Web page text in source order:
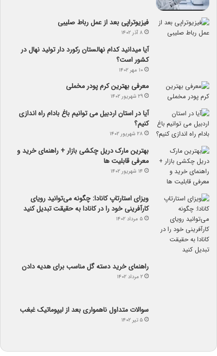
فیزیوتراپی بعد از عمل رباط صلیبی
۸ آذر ۱۴۰۲
آیا می­دانید کدام نهالستان رکورد دار تولید نهال­ در
کشور است؟
۱۰ مهر ۱۴۰۲
معرفی بهترین کرم پودر مخملی
۲۹ شهریور ۱۴۰۲
آیا در استان اردبیل می توانیم باغ بادام راه اندازی
کنیم؟
۲۸ شهریور ۱۴۰۲
بهترین مارک دریل چکشی بازار + راهنمای خرید و
معرفی قابلیت ها
۱۴ شهریور ۱۴۰۲
ویزای استارتاپ کانادا: چگونه می‌توانید رویای
کارآفرینی خود را در کانادا به حقیقت تبدیل کنید
۵ مرداد ۱۴۰۲
راهنمای خرید دسته گل مناسب برای هدیه دادن
۲ مرداد ۱۴۰۲
سوالات متداول ناهمواری بعد از لیپوماتیک غبغب
۵ تیر ۱۴۰۲